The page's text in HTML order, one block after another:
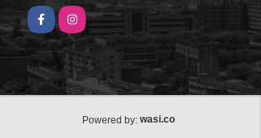
FacebookInstagram
Powered by: wasi.co